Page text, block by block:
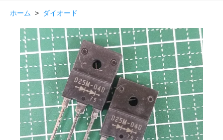
ホーム > ダイオード